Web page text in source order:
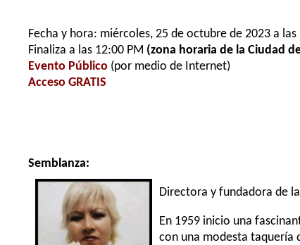
Fecha y hora: miércoles, 25 de octubre de 2023 a
Finaliza a las 12:00 PM (zona horaria de la Ciudad
Evento Público (por medio de Internet)
Acceso GRATIS
Semblanza:
Directora y fundadora de
En 1959 inicio una
con una modesta taquería